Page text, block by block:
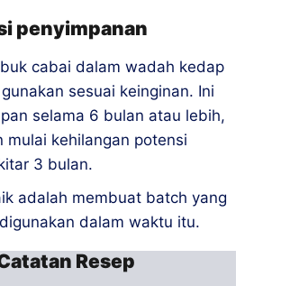
penyimpanan
cabai dalam wadah kedap
sesuai keinginan. Ini
selama 6 bulan atau lebih,
mulai kehilangan potensi
3 bulan.
adalah membuat batch yang
dalam waktu itu.
Resep